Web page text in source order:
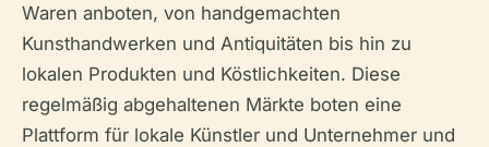
Waren anboten, von handgemachten
Kunsthandwerken und Antiquitäten bis hin zu
lokalen Produkten und Köstlichkeiten. Diese
regelmäßig abgehaltenen Märkte boten eine
Plattform für lokale Künstler und Unternehmer und